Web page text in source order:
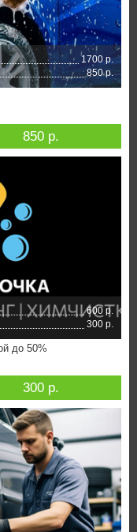
1700 р.
850 р.
850 р.
600 р.
300 р.
до 50%
300 р.